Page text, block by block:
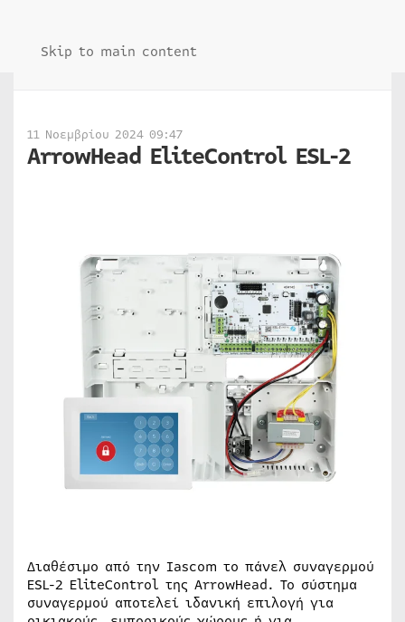
Skip to main content
11 Νοεμβρίου 2024 09:47
ArrowHead EliteControl ESL-2
Διαθέσιμο από την Iascom το πάνελ συναγερμού
ESL-2 EliteControl της ArrowHead. Το σύστημα
συναγερμού αποτελεί ιδανική επιλογή για